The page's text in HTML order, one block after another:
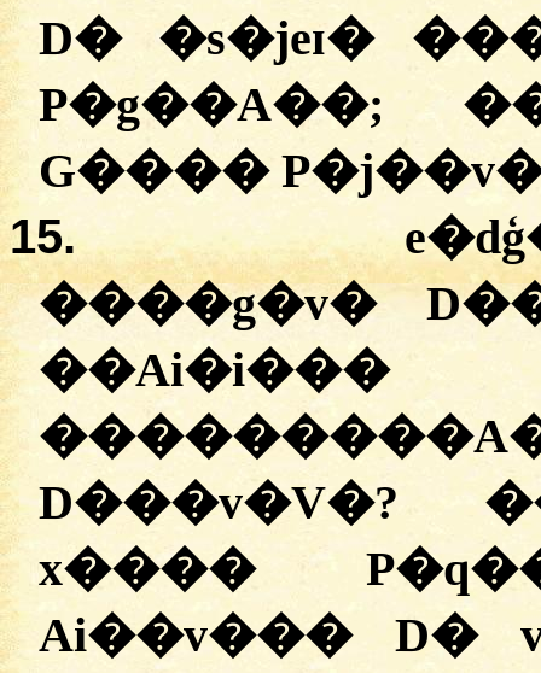
D� �s�jeɪ�
P�g��A��;
G���� P�j��v�
15.
����g�v�
D���v�V�?
x����
Ai��v��� D�